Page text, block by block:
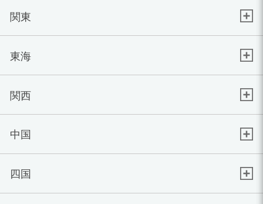
関東
東海
関西
中国
四国